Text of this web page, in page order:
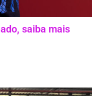
saiba mais